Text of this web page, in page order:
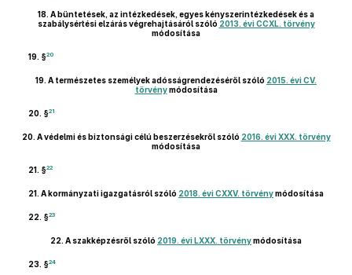
18. A büntetések, az intézkedések, egyes kényszerintézkedések és a
szabálysértési elzárás végrehajtásáról szóló 2013. évi CCXL. törvény
módosítása
19. §20
19. A természetes személyek adósságrendezéséről szóló 2015. évi CV.
törvénymódosítása
20. §21
20. A védelmi és biztonsági célú beszerzésekről szóló 2016. évi XXX. törvény
módosítása
21. §22
21. A kormányzati igazgatásról szóló 2018. évi CXXV. törvénymódosítása
22. §23
22. A szakképzésről szóló 2019. évi LXXX. törvénymódosítása
23. §24